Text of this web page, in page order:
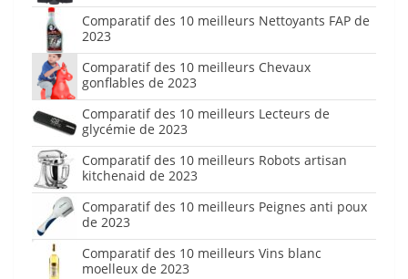
Comparatif des 10 meilleurs Nettoyants FAP de
2023
Comparatif des 10 meilleurs Chevaux
gonflables de 2023
Comparatif des 10 meilleurs Lecteurs de
glycémie de 2023
Comparatif des 10 meilleurs Robots artisan
kitchenaid de 2023
Comparatif des 10 meilleurs Peignes anti poux
de 2023
Comparatif des 10 meilleurs Vins blanc
moelleux de 2023